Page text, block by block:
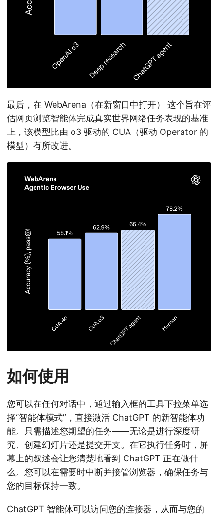
最后，在 WebArena（在新窗口中打开）
这个旨在评
估网页浏览智能体完成真实世界网络任务表现的基准
上，该模型比由 o3 驱动的 CUA（驱动 Operator 的
模型）有所改进。
如何使用
您可以在任何对话中，通过输入框的工具下拉菜单选
择“智能体模式”，直接激活 ChatGPT 的新智能体功
能。只需描述您期望的任务——无论是进行深度研
究、创建幻灯片还是提交开支。在它执行任务时，屏
幕上的叙述会让您清楚地看到 ChatGPT 正在做什
么。您可以在需要时中断并接管浏览器，确保任务与
您的目标保持一致。
ChatGPT 智能体可以访问您的连接器，从而与您的